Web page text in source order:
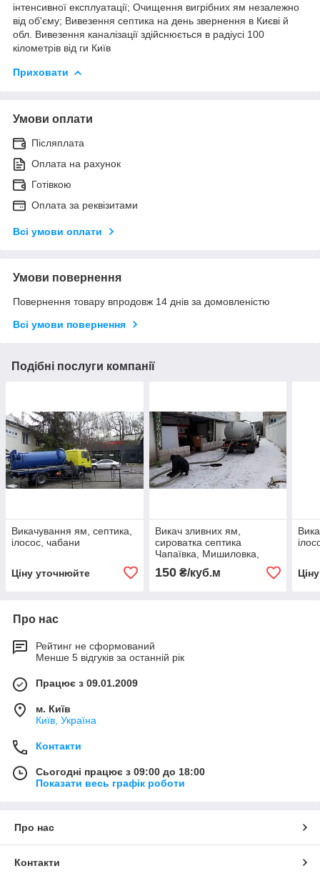
інтенсивної експлуатації; Очищення вигрібних ям незалежно
від об'єму; Вивезення септика на день звернення в Києві й
обл. Вивезення каналізації здійснюється в радіусі 100
кілометрів від ги Київ
Приховати
Умови оплати
Післяплата
Оплата на рахунок
Готівкою
Оплата за реквізитами
Всі умови оплати
Умови повернення
Повернення товару впродовж 14 днів за домовленістю
Всі умови повернення
Подібні послуги компанії
Викачування ям, септика,
ілосос, чабани
Ціну уточнюйте
Викач зливних ям,
сироватка септика
Чапаївка, Мишиловка,
пилогаряче
150₴/куб.м
Про нас
Рейтинг не сформований
Менше 5 відгуків за останній рік
Працює з 09.01.2009
м. Київ
Київ, Україна
Контакти
Сьогодні працює з 09:00 до 18:00
Показати весь графік роботи
Про нас
Контакти